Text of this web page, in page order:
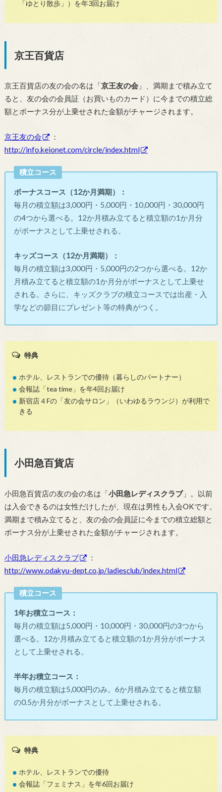
「ゆとり散歩」）を年3回お届け
京王百貨店
京王百貨店の友の会の名は「京王友の会」、満期まで積み立て
ると、友の会の会員証（お買いものカード）に今までの積立総
額とボーナス分が上乗せされた金額がチャージされます。
京王友の会
：
http://info.keionet.com/circle/index.html
積立コース
ボーナスコース（12か月満期）：
毎月の積立額は3,000円・5,000円・10,000円・30,000円
の4つから選べる。12か月積み立てると積立額の1か月分
がボーナスとして上乗せされる。
キッズコース（12か月満期）：
毎月の積立額は3,000円・5,000円の2つから選べる。12か
月積み立てると積立額の1か月分がボーナスとして上乗せ
される。さらに、キッズクラブの積立コースでは出産・入
学などの節目にプレゼント等の特典がつく。
特典
ホテル、レストランでの優待（暮らしのパートナー）
会報誌「tea time」を年4回お届け
新宿店４Fの「友の会サロン」（いわゆるラウンジ）が利用で
きる
小田急百貨店
小田急百貨店の友の会の名は「小田急レディスクラブ」。以前
は入会できるのは女性だけしたが、現在は男性も入会OKです。
満期まで積み立てると、友の会の会員証に今までの積立総額と
ボーナス分が上乗せされた金額がチャージされます。
小田急レディスクラブ
：
http://www.odakyu-dept.co.jp/ladiesclub/index.html
積立コース
1年お積立コース：
毎月の積立額は5,000円・10,000円・30,000円の3つから
選べる。12か月積み立てると積立額の1か月分がボーナス
として上乗せされる。
半年お積立コース：
毎月の積立額は5,000円のみ。6か月積み立てると積立額
の0.5か月分がボーナスとして上乗せされる。
特典
ホテル、レストランでの優待
会報誌「フェミナス」を年6回お届け